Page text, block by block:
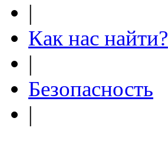
|
Как нас найти?
|
Безопасность
|